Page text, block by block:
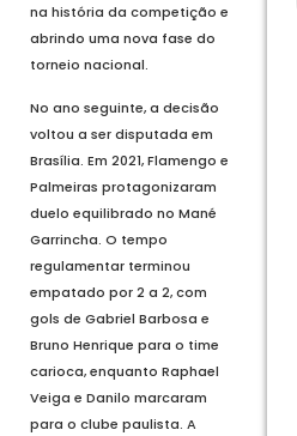
na história da competição e
abrindo uma nova fase do
torneio nacional.
No ano seguinte, a decisão
voltou a ser disputada em
Brasília. Em 2021, Flamengo e
Palmeiras protagonizaram
duelo equilibrado no Mané
Garrincha. O tempo
regulamentar terminou
empatado por 2 a 2, com
gols de Gabriel Barbosa e
Bruno Henrique para o time
carioca, enquanto Raphael
Veiga e Danilo marcaram
para o clube paulista. A